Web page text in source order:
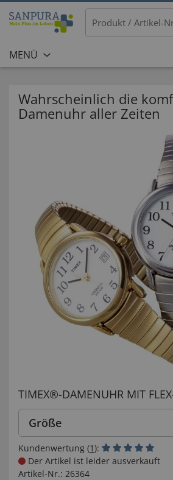
MENÜ
Wahrscheinlich die
Damenuhr aller Zeiten
TIMEX®-DAMENUHR MIT
Größe
Kundenwertung (1):
Der Artikel ist leider ausverkauft
Artikel-Nr.: 26364